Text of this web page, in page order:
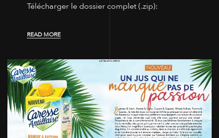
Télécharger le dossier complet (.zip):
READ MORE